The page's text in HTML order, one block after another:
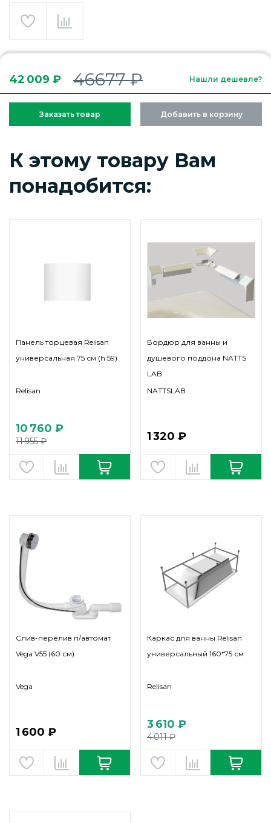
42 009 ₽ 46677 ₽ Нашли дешевле?
Заказать товар Добавить в корзину
К этому товару Вам
понадобится:
Панель торцевая Relisan
универсальная 75 см (h 59)
Relisan
10 760 ₽
11 955 ₽
Бордюр для ванны и
душевого поддона NATTS
LAB
NATTSLAB
1 320 ₽
Слив-перелив п/автомат
Vega V55 (60 см)
Vega
1 600 ₽
Каркас для ванны Relisan
универсальный 160*75 см
Relisan
3 610 ₽
4 011 ₽